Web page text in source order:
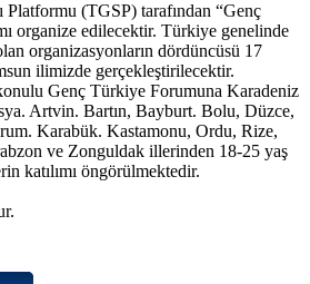
Platformu (TGSP) tarafından “Genç
organize edilecektir. Türkiye genelinde
organizasyonların dördüncüsü 17
ilimizde gerçekleştirilecektir.
Genç Türkiye Forumuna Karadeniz
Artvin. Bartın, Bayburt. Bolu, Düzce,
Karabük. Kastamonu, Ordu, Rize,
ve Zonguldak illerinden 18-25 yaş
katılımı öngörülmektedir.